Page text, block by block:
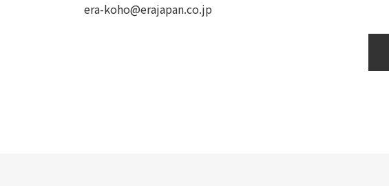
era-koho@erajapan.co.jp